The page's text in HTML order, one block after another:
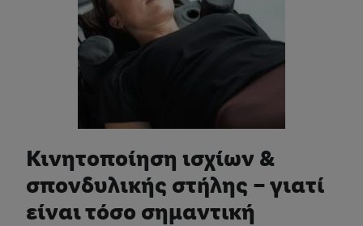
Κινητοποίηση ισχίων &
σπονδυλικής στήλης – γιατί
είναι τόσο σημαντική